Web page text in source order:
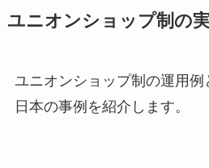
ユニオンショップ制の
ユニオンショップ制の運用例
日本の事例を紹介します。